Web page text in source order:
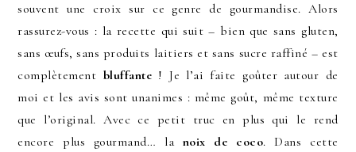
souvent une croix sur ce genre de gourmandise. Alors
rassurez-vous : la recette qui suit – bien que sans gluten,
sans œufs, sans produits laitiers et sans sucre raffiné – est
complètement bluffante ! Je l’ai faite goûter autour de
moi et les avis sont unanimes : même goût, même texture
que l’original. Avec ce petit truc en plus qui le rend
encore plus gourmand… la noix de coco.Dans cette